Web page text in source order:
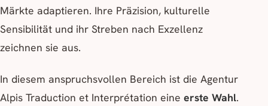
Märkte adaptieren. Ihre Präzision, kulturelle
Sensibilität und ihr Streben nach Exzellenz
zeichnen sie aus.
In diesem anspruchsvollen Bereich ist die Agentur
Alpis Traduction et Interprétation eine erste Wahl.